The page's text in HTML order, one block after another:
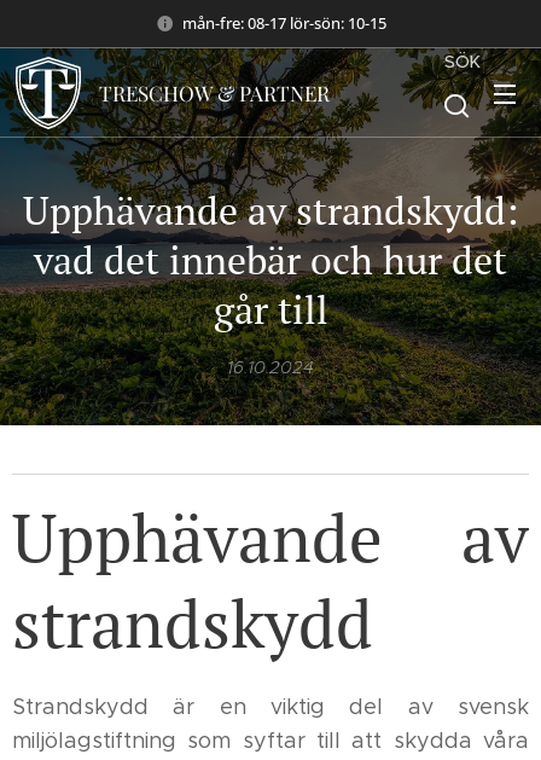
mån-fre: 08-17 lör-sön: 10-15
TRESCHOW & PARTNER
SÖK
Upphävande av strandskydd:
vad det innebär och hur det
går till
16.10.2024
Upphävande av
strandskydd
Strandskydd är en viktig del av svensk
miljölagstiftning som syftar till att skydda våra